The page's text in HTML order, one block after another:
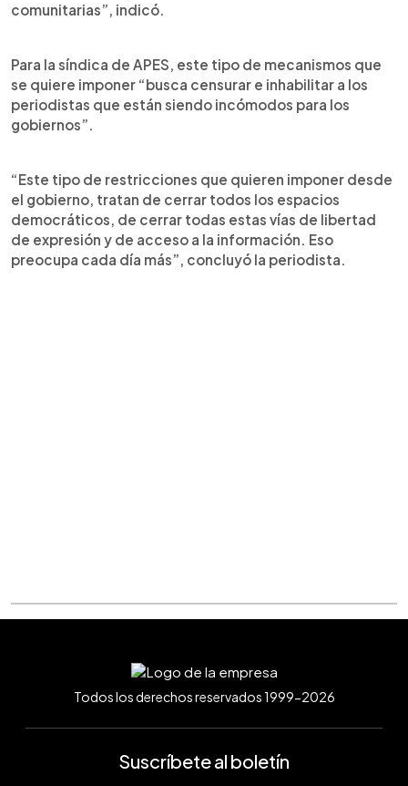
comunitarias”, indicó.
Para la síndica de APES, este tipo de mecanismos que
se quiere imponer “busca censurar e inhabilitar a los
periodistas que están siendo incómodos para los
gobiernos”.
“Este tipo de restricciones que quieren imponer desde
el gobierno, tratan de cerrar todos los espacios
democráticos, de cerrar todas estas vías de libertad
de expresión y de acceso a la información. Eso
preocupa cada día más”, concluyó la periodista.
Todos los derechos reservados 1999-2026
Suscríbete al boletín